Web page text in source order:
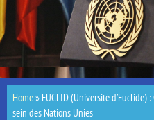
Home» EUCLID (Université
sein des Nations Unies